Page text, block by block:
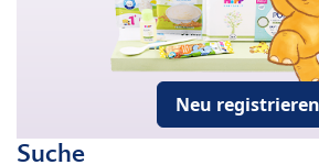
Neu registrieren
Suche